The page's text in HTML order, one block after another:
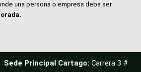
una persona o empresa deba ser
Sede Principal Cartago: Carrera 3 #